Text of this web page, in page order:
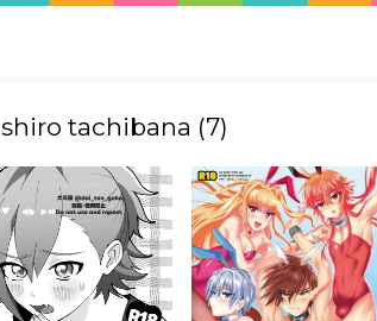
shiro tachibana (7)